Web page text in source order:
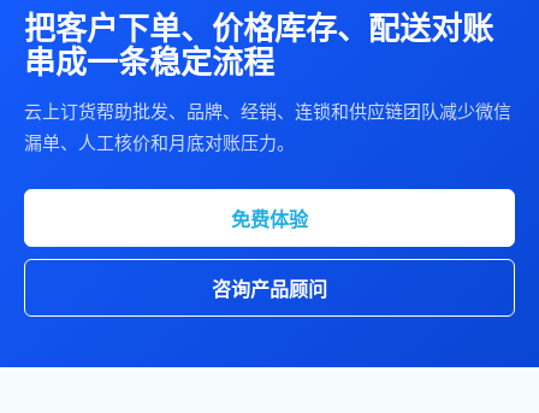
把客户下单、价格库存、配送对账
串成一条稳定流程
云上订货帮助批发、品牌、经销、连锁和供应链团队减少微信
漏单、人工核价和月底对账压力。
免费体验
咨询产品顾问